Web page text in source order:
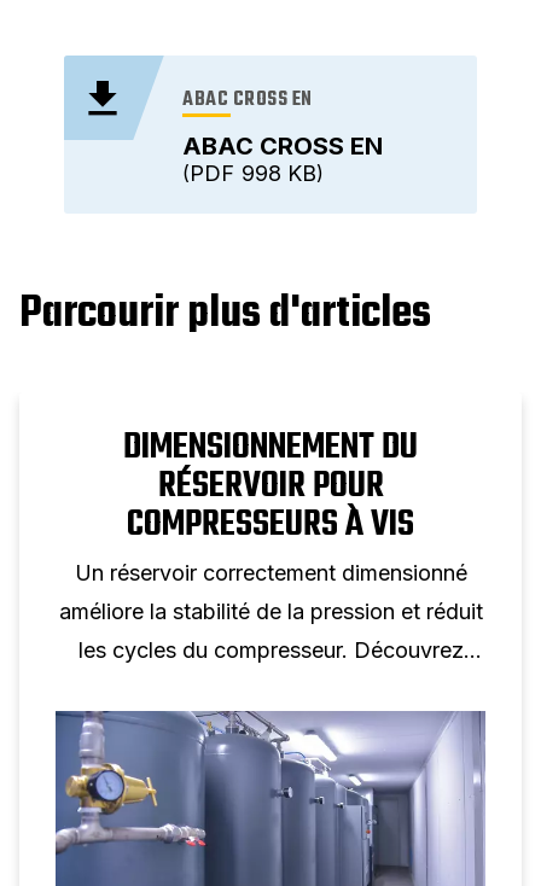
ABAC CROSS EN
ABAC CROSS EN
998 KB
PDF
Parcourir plus d'articles
DIMENSIONNEMENT DU
RÉSERVOIR POUR
COMPRESSEURS À VIS
Un réservoir correctement dimensionné
améliore la stabilité de la pression et réduit
les cycles du compresseur. Découvrez
les performances des compresseurs à vis.